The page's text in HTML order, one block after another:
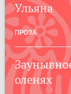
Ульяна
ПРОЗА
оленях